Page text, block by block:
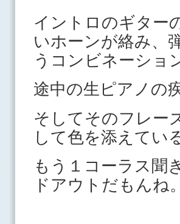
イントロのギター
いホーンが絡み、
うコンビネーショ
途中の生ピアノの
そしてそのフレー
して色を添えてい
もう１コーラス聞
ドアウトだもんね。